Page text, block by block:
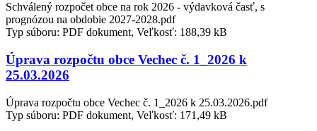
Schválený rozpočet obce na rok 2026 - výdavková časť, s
prognózou na obdobie 2027-2028.pdf
Typ súboru: PDF dokument, Veľkosť: 188,39 kB
Úprava rozpočtu obce Vechec č. 1_2026 k
25.03.2026
Úprava rozpočtu obce Vechec č. 1_2026 k 25.03.2026.pdf
Typ súboru: PDF dokument, Veľkosť: 171,49 kB